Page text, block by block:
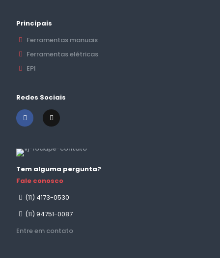
Principais
Ferramentas manuais
Ferramentas elétricas
EPI
Redes Sociais
Tem alguma pergunta?
Fale conosco
(11) 4173-0530
(11) 94751-0087
Entre em contato